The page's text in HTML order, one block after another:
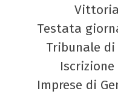
Testata
Tribunale di
Imprese di